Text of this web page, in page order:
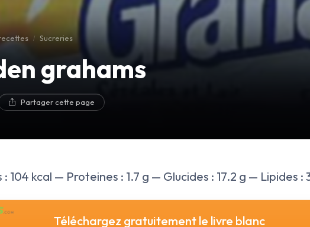
Sucreries
grahams
Partager cette page
104 kcal — Proteines : 1.7 g — Glucides : 17.2 g — Lipides :
Téléchargez gratuitement le livre blanc